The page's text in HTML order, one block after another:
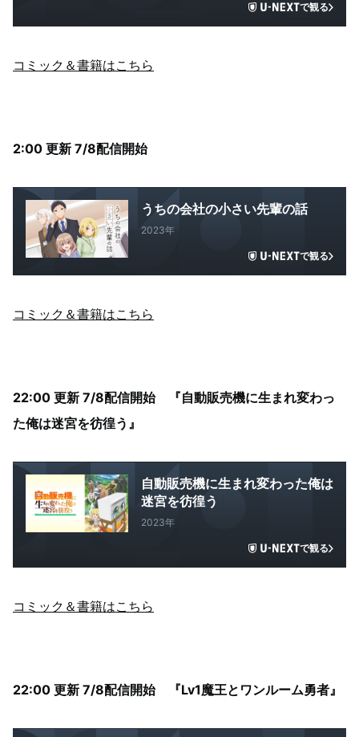
で観る
コミック＆書籍はこちら
2:00 更新 7/8配信開始
うちの会社の小さい先輩の話
2023年
で観る
コミック＆書籍はこちら
22:00 更新 7/8配信開始 『自動販売機に生まれ変わっ
た俺は迷宮を彷徨う』
自動販売機に生まれ変わった俺は
迷宮を彷徨う
2023年
で観る
コミック＆書籍はこちら
22:00 更新 7/8配信開始 『Lv1魔王とワンルーム勇者』